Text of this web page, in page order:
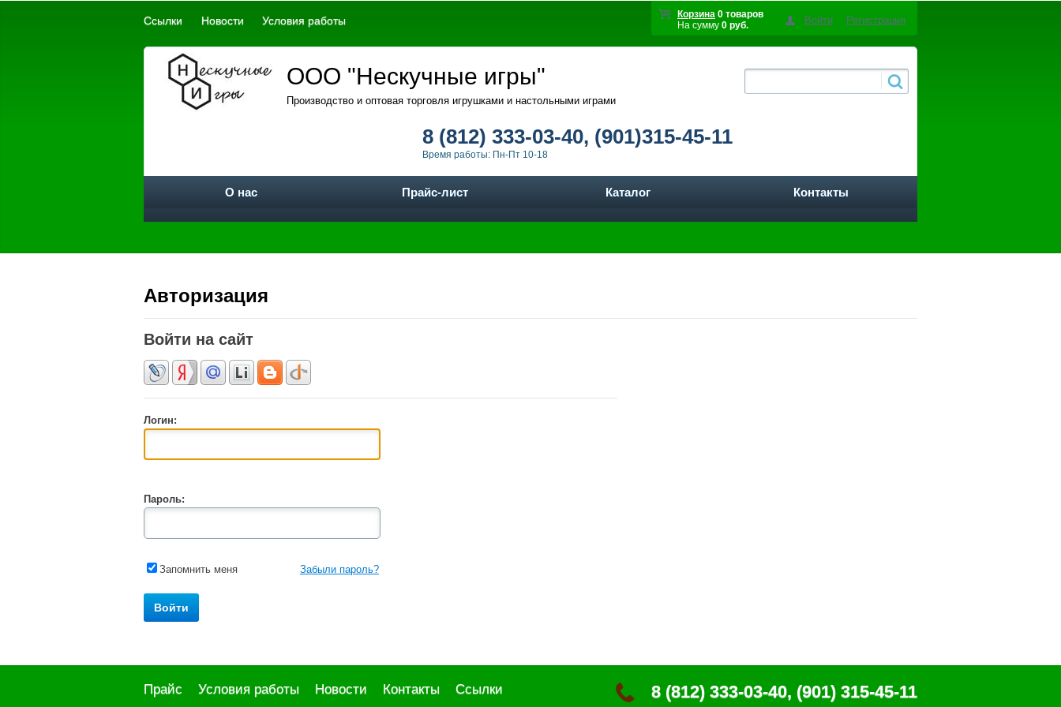
Корзина 0 товаров
На сумму 0 руб. Войти Регистрация
Ссылки Новости Условия работы
ООО "Нескучные игры"
Производство и оптовая торговля игрушками и настольными играми
8 (812) 333-03-40, (901)315-45-11
Время работы: Пн-Пт 10-18
О нас Прайс-лист Каталог Контакты
Авторизация
Войти на сайт
Логин:
Пароль:
Запомнить меня Забыли пароль?
8 (812) 333-03-40, (901) 315-45-11
Прайс Условия работы Новости Контакты Ссылки